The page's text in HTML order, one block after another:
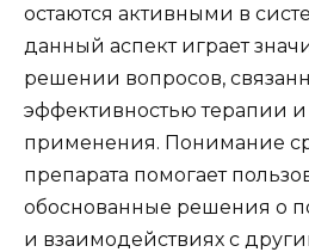
остаются активными в
данный аспект играет
решении вопросов,
эффективностью терапии и
применения. Понимание
препарата помогает
обоснованные решения о
и взаимодействиях с